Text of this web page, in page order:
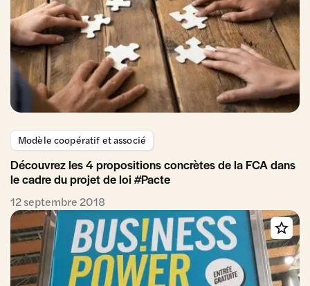
Modèle coopératif et associé
Découvrez les 4 propositions concrètes de la FCA dans
le cadre du projet de loi #Pacte
12 septembre 2018